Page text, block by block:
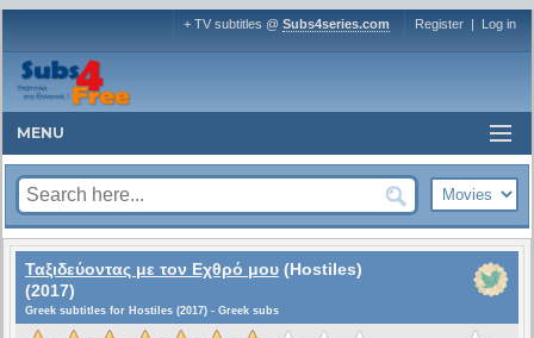
+ TV subtitles @ Subs4series.com Register | Log in
MENU
Ταξιδεύοντας με τον Εχθρό μου (Hostiles)
(2017)
Greek subtitles for Hostiles (2017) - Greek subs